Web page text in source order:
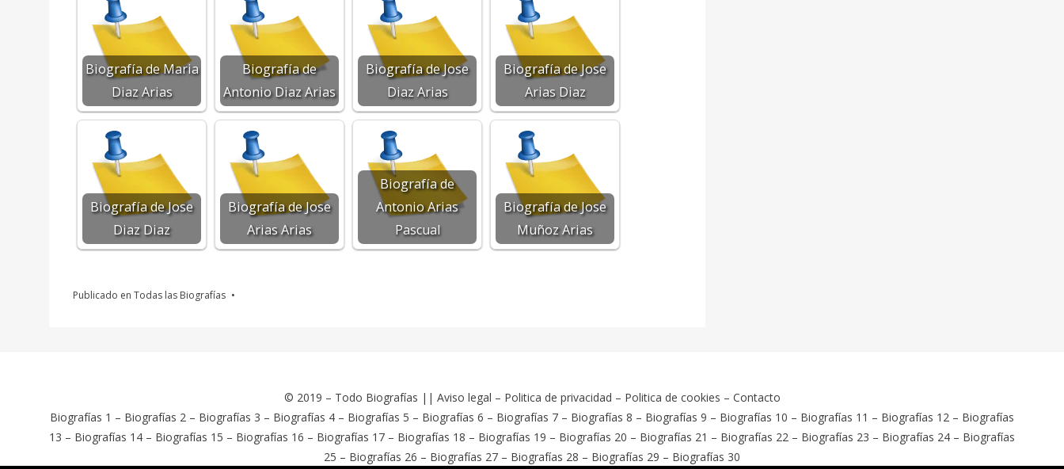
Biografía de Maria
Diaz Arias
Biografía de
Antonio Diaz Arias
Biografía de Jose
Diaz Arias
Biografía de Jose
Arias Diaz
Biografía de Jose
Diaz Diaz
Biografía de Jose
Arias Arias
Biografía de
Antonio Arias
Pascual
Biografía de Jose
Muñoz Arias
Publicado en Todas las Biografías
© 2019 – Todo Biografías || Aviso legal – Politica de privacidad – Politica de cookies – Contacto
Biografías 1 – Biografías 2 – Biografías 3 – Biografías 4 – Biografías 5 – Biografías 6 – Biografías 7 – Biografías 8 – Biografías 9 – Biografías 10 – Biografías 11 – Biografías 12 – Biografías
13 – Biografías 14 – Biografías 15 – Biografías 16 – Biografías 17 – Biografías 18 – Biografías 19 – Biografías 20 – Biografías 21 – Biografías 22 – Biografías 23 – Biografías 24 – Biografías
25 – Biografías 26 – Biografías 27 – Biografías 28 – Biografías 29 – Biografías 30